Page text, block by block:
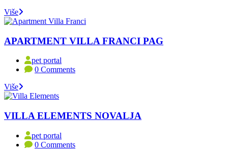
Više
APARTMENT VILLA FRANCI PAG
pet portal
0 Comments
Više
VILLA ELEMENTS NOVALJA
pet portal
0 Comments